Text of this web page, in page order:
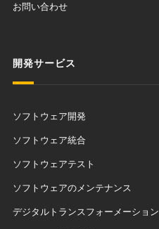
お問い合わせ
開発サービス
ソフトウェア開発
ソフトウェア統合
ソフトウェアテスト
ソフトウェアのメンテナンス
デジタルトランスフォーメーション